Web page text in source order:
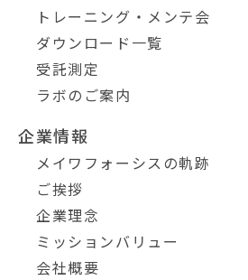
トレーニング・メンテ会
ダウンロード一覧
受託測定
ラボのご案内
企業情報
メイワフォーシスの軌跡
ご挨拶
企業理念
ミッションバリュー
会社概要